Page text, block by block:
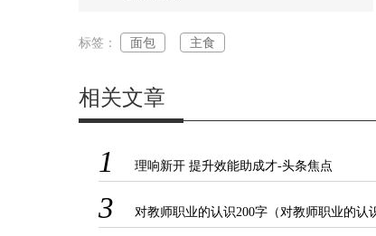
标签： 面包 主食
相关文章
1 理响新开 提升效能助成才-头条焦点
3
对教师职业的认识200字（对教师职业的认